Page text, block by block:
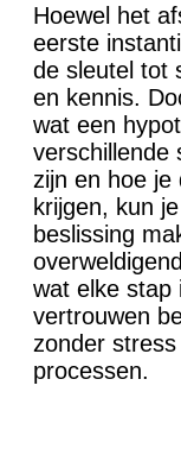
Hoewel het
eerste
de sleutel tot
en kennis.
wat een
verschillende
zijn en hoe je
krijgen, kun
beslissing
wat elke stap
vertrouwen
zonder
processen.